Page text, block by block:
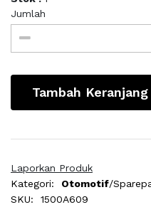
Jumlah
Tambah Keranjang
Laporkan Produk
Kategori:
Otomotif/
SKU:
1500A609